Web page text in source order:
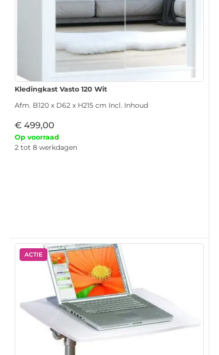
Kledingkast Vasto 120 Wit
Afm. B120 x D62 x H215 cm Incl. Inhoud
€ 499,00
Op voorraad
2 tot 8 werkdagen
ACTIE